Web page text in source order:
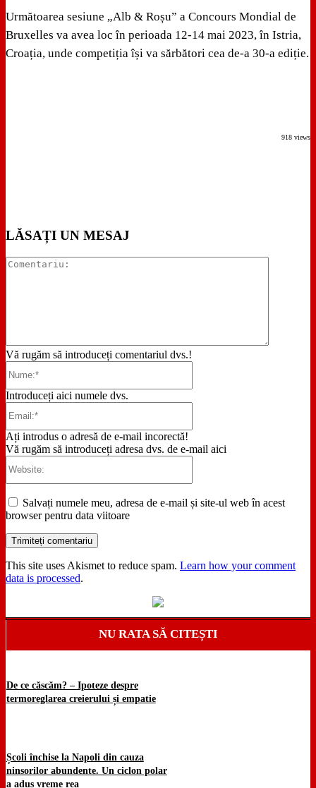
Următoarea sesiune „Alb & Roșu” a Concours Mondial de
Bruxelles va avea loc în perioada 12-14 mai 2023, în Istria,
Croația, unde competiția își va sărbători cea de-a 30-a ediție.
918 views
LĂSAȚI UN MESAJ
Vă rugăm să introduceți comentariul dvs.!
Introduceți aici numele dvs.
Ați introdus o adresă de e-mail incorectă!
Vă rugăm să introduceți adresa dvs. de e-mail aici
Salvați numele meu, adresa de e-mail și site-ul web în acest
browser pentru data viitoare
This site uses Akismet to reduce spam. Learn how your comment
data is processed.
NU RATA SĂ CITEȘTI
De ce căscăm? – Ipoteze despre
termoreglarea creierului și empatie
Școli închise la Napoli din cauza
ninsorilor abundente. Un ciclon polar
a adus vreme rea